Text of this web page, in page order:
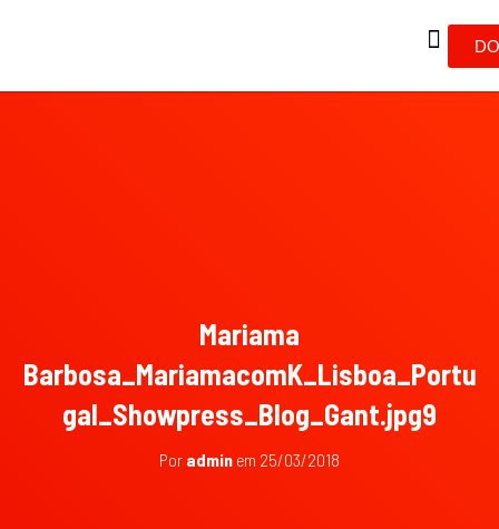
Mariama
Barbosa_MariamacomK_Lisboa_Portu
gal_Showpress_Blog_Gant.jpg9
Por admin em 25/03/2018